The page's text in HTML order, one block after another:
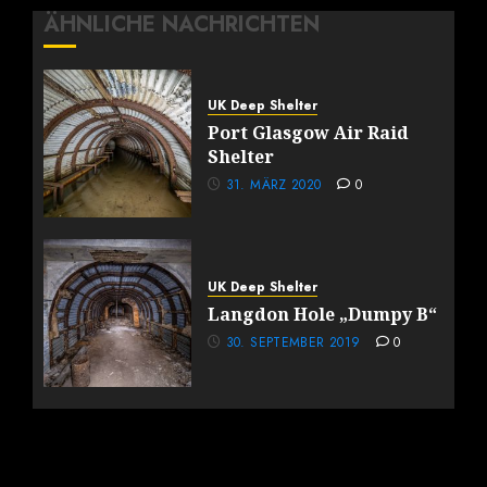
ÄHNLICHE NACHRICHTEN
UK Deep Shelter
Port Glasgow Air Raid
Shelter
31. MÄRZ 2020 0
UK Deep Shelter
Langdon Hole „Dumpy B“
30. SEPTEMBER 2019 0